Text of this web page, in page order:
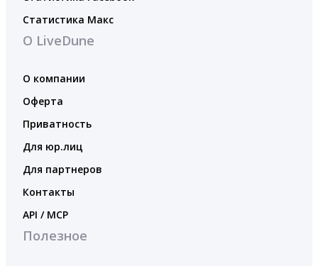
Статистика Макс
О LiveDune
О компании
Оферта
Приватность
Для юр.лиц
Для партнеров
Контакты
API / MCP
Полезное